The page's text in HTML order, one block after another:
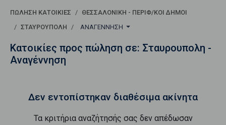
ΠΏΛΗΣΗ ΚΑΤΟΙΚΊΕΣ
ΘΕΣΣΑΛΟΝΙΚΗ - ΠΕΡΙΦ/ΚΟΙ ΔΗΜΟΙ
ΣΤΑΥΡΟΥΠΟΛΗ
ΑΝΑΓΈΝΝΗΣΗ
Κατοικίες προς πώληση σε: Σταυρουπολη -
Αναγέννηση
Δεν εντοπίστηκαν διαθέσιμα ακίνητα
Τα κριτήρια αναζήτησής σας δεν απέδωσαν